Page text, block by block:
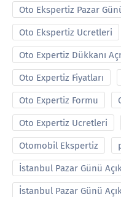
Oto Ekspertiz Pazar
Oto Ekspertiz Ucretleri
Oto Expertiz Dükkanı
Oto Expertiz Fiyatları
Oto Expertiz Formu
Oto Expertiz Ucretleri
Otomobil Ekspertiz
İstanbul Pazar Günü
İstanbul Pazar Günü